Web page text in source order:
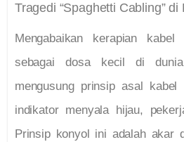
Tragedi “Spaghetti Cabling”
Mengabaikan kerapian
sebagai dosa kecil di
mengusung prinsip asal kabel
indikator menyala hijau,
Prinsip konyol ini adalah akar